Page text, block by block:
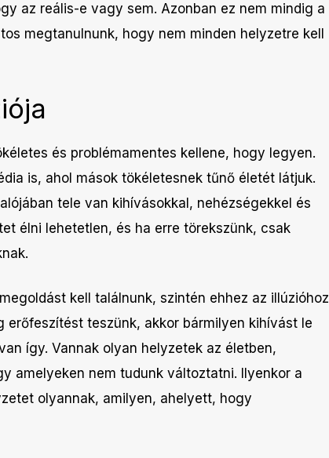
az reális-e vagy sem. Azonban ez nem mindig a
megtanulnunk, hogy nem minden helyzetre kell
és problémamentes kellene, hogy legyen.
is, ahol mások tökéletesnek tűnő életét látjuk.
tele van kihívásokkal, nehézségekkel és
élni lehetetlen, és ha erre törekszünk, csak
kell találnunk, szintén ehhez az illúzióhoz
erőfeszítést teszünk, akkor bármilyen kihívást le
így. Vannak olyan helyzetek az életben,
amelyeken nem tudunk változtatni. Ilyenkor a
olyannak, amilyen, ahelyett, hogy